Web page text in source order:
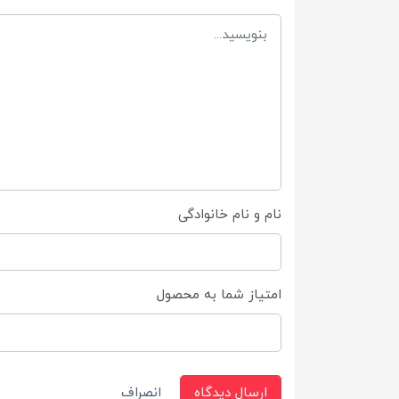
نام و نام خانوادگی
امتیاز شما به محصول
ارسال دیدگاه انصراف